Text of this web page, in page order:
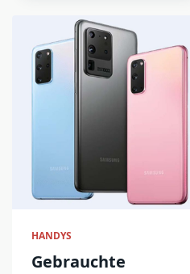
HANDYS
Gebrauchte